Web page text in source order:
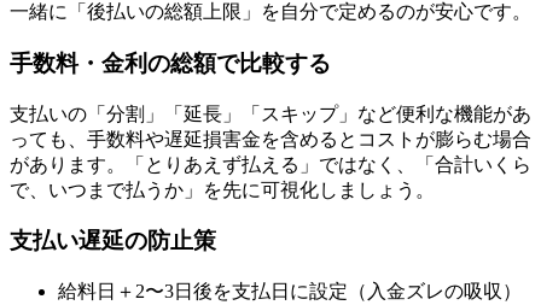
一緒に「後払いの総額上限」を自分で定めるのが安心です。
手数料・金利の総額で比較する
支払いの「分割」「延長」「スキップ」など便利な機能があ
っても、手数料や遅延損害金を含めるとコストが膨らむ場合
があります。「とりあえず払える」ではなく、「合計いくら
で、いつまで払うか」を先に可視化しましょう。
支払い遅延の防止策
給料日＋2〜3日後を支払日に設定（入金ズレの吸収）